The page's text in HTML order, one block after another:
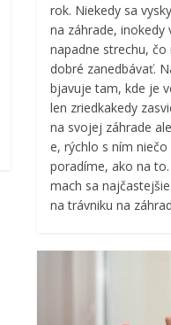
rok. Niekedy sa
na záhrade, inokedy
napadne strechu, čo
dobré zanedbávať.
bjavuje tam, kde je
len zriedkakedy
na svojej záhrade
e, rýchlo s ním
poradíme, ako na
mach sa
na trávniku na